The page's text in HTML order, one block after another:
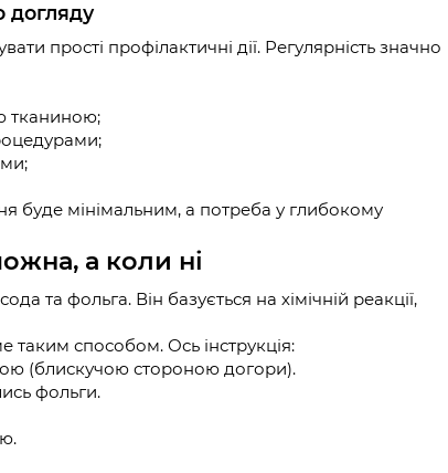
догляду
прості профілактичні дії. Регулярність значно
тканиною;
буде мінімальним, а потреба у глибокому
а коли ні
та фольга. Він базується на хімічній реакції,
таким способом. Ось інструкція:
(блискучою стороною догори).
фольги.